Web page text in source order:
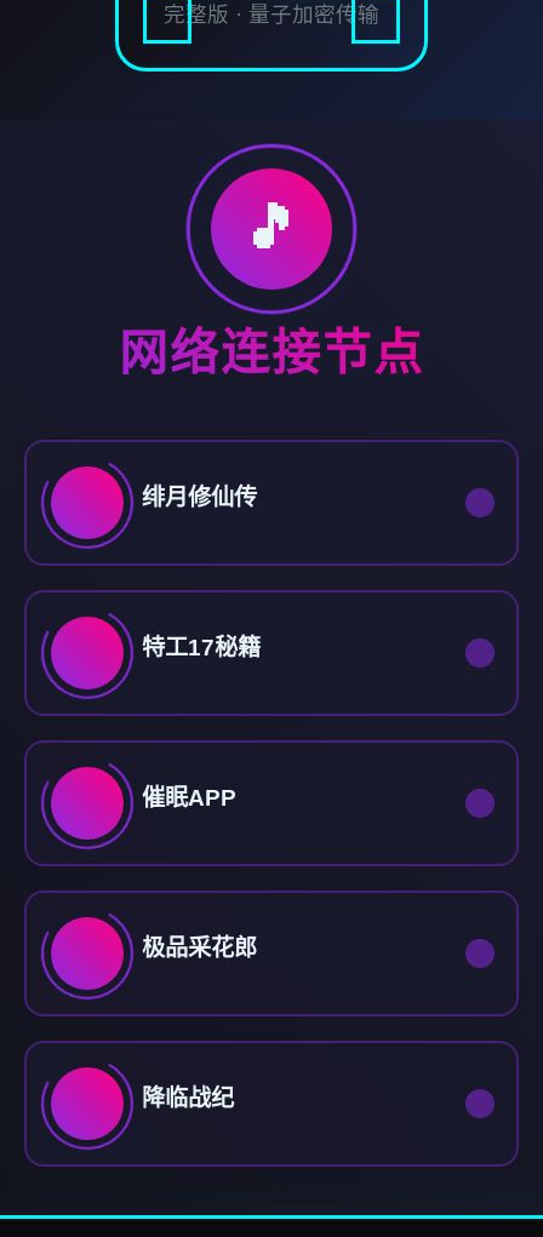
完整版 · 量子加密传输
🎵
网络连接节点
绯月修仙传
特工17秘籍
催眠APP
极品采花郎
降临战纪